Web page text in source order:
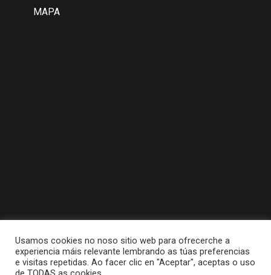
MAPA
Usamos cookies no noso sitio web para ofrecerche a
experiencia máis relevante lembrando as túas preferencias
e visitas repetidas. Ao facer clic en "Aceptar", aceptas o uso